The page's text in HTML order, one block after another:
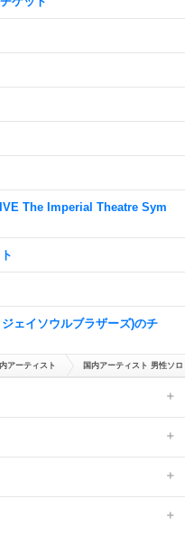
The Imperial Theatre Sym
ェイソウルブラザーズ)のチ
アーティスト 国内アーティスト 男性ソロ